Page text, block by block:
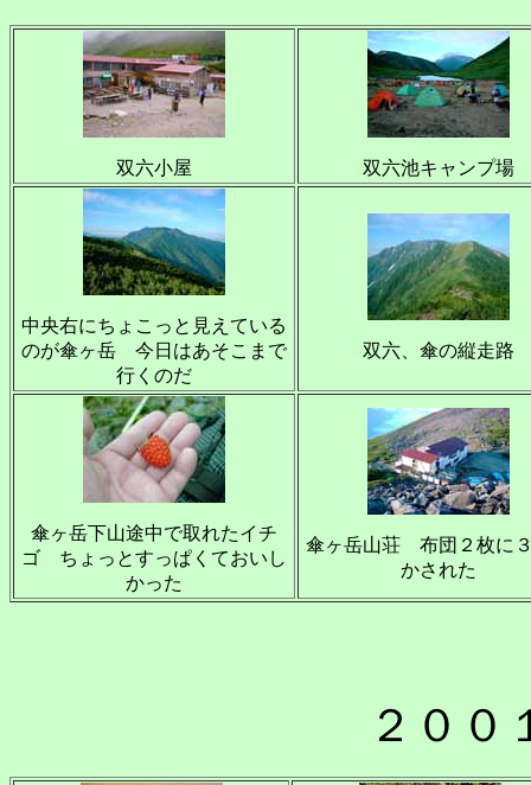
双六小屋 双六池キャンプ場
中央右にちょこっと見えている
のが傘ヶ岳 今日はあそこまで
行くのだ
双六、傘の縦走路
傘ヶ岳下山途中で取れたイチ
ゴ ちょっとすっぱくておいし
かった
傘ヶ岳山荘 布団２枚に
かされた
２００